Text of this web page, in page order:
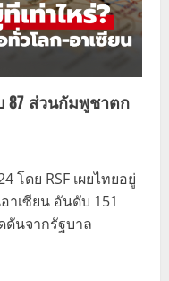
87 ส่วนกัมพูชาตก
โดย RSF เผยไทยอยู่
เซียน อันดับ 151
ดันจากรัฐบาล